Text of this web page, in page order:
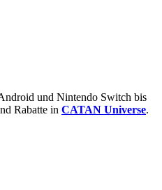
und Nintendo Switch bis
Rabatte in CATAN Universe.